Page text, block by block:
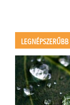
LEGNÉPSZERŰBB